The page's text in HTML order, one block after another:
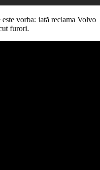
vorba: iată reclama Volvo
furori.